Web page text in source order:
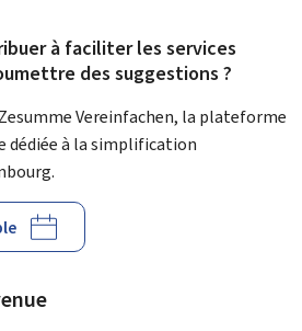
à faciliter les services
des suggestions ?
Vereinfachen, la plateforme
dédiée à la simplification